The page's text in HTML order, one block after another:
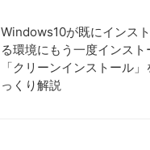
Windows10が既にインス
る環境にもう一度インス
「クリーンインストール
っくり解説